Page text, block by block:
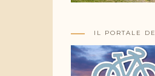
IL PORTALE